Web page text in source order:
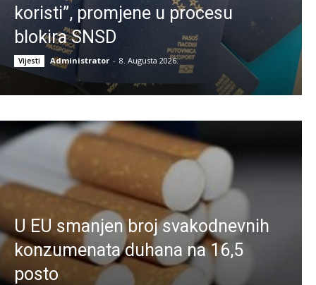
koristi”, promjene u procesu
blokira SNSD
Vijesti Administrator - 8. Augusta 2026.
U EU smanjen broj svakodnevnih
konzumenata duhana na 16,5
posto